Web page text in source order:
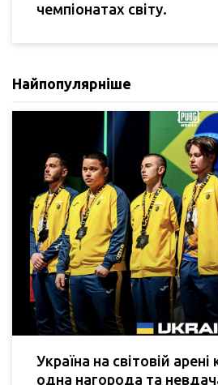
чемпіонатах світу.
Найпопулярніше
Україна на світовій арені
одна нагорода та